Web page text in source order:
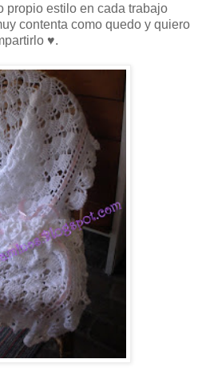
propio estilo en cada trabajo
contenta como quedo y quiero
♥.